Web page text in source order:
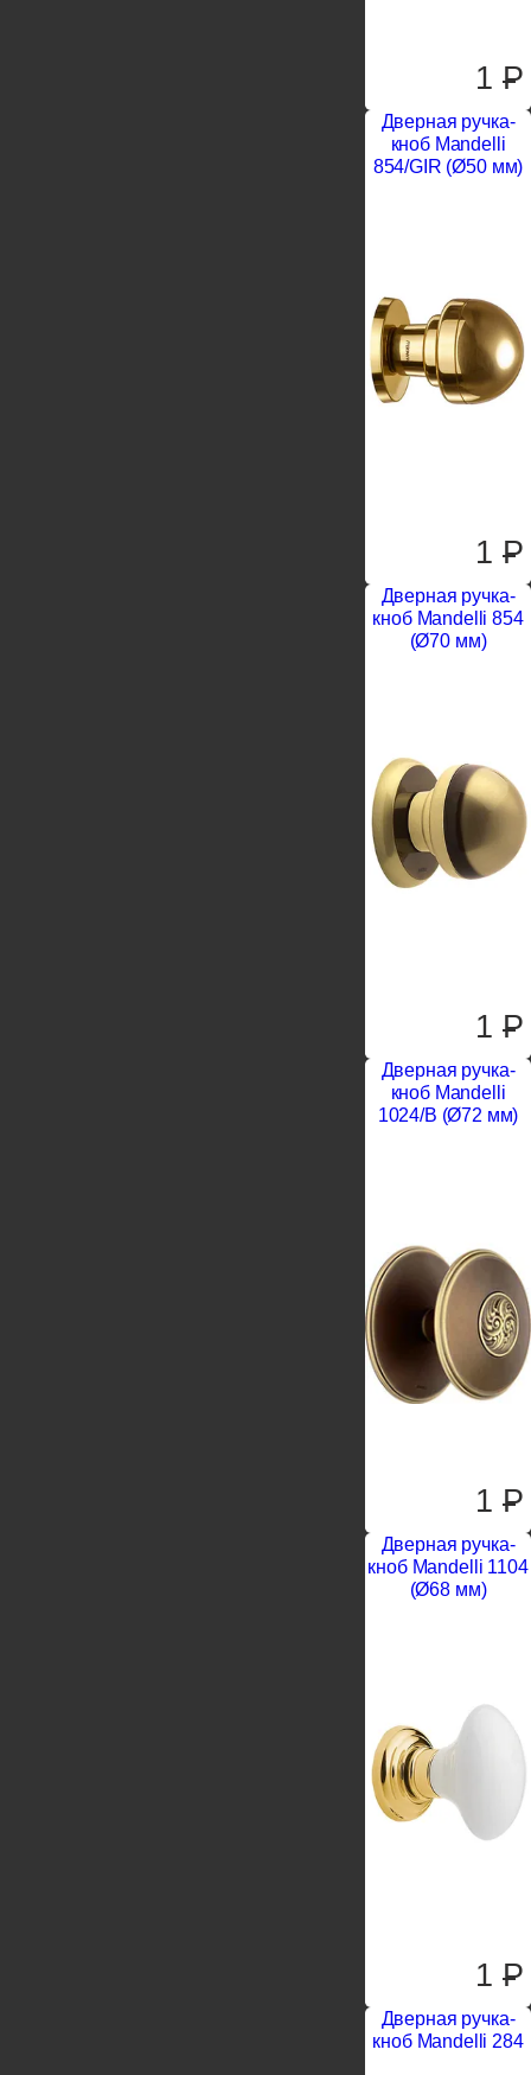
1P
Дверная ручка-
кноб Mandelli
854/GIR (Ø50 мм)
1P
Дверная ручка-
кноб Mandelli 854
(Ø70 мм)
1P
Дверная ручка-
кноб Mandelli
1024/B (Ø72 мм)
1P
Дверная ручка-
кноб Mandelli 1104
(Ø68 мм)
1P
Дверная ручка-
кноб Mandelli 284